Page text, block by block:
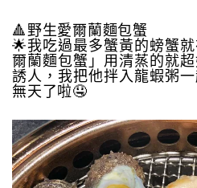
🔺野生愛爾蘭麵包蟹
🌟我吃過最多蟹黃的螃蟹
爾蘭麵包蟹」用清蒸的就
誘人，我把他拌入龍蝦粥
無天了啦🤤